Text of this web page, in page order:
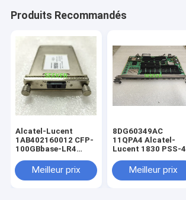
Produits Recommandés
Alcatel-Lucent
1AB402160012 CFP-
100GBbase-LR4
SMF à 10 km
Meilleur prix
8DG60349AC
11QPA4 Alcatel-
Lucent 1830 PSS-4
fabrication de
produits
Meilleur prix